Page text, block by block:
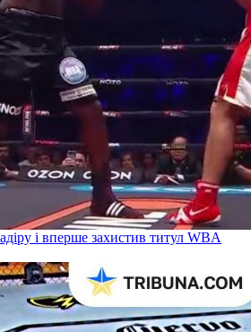
і вперше захистив титул WBA